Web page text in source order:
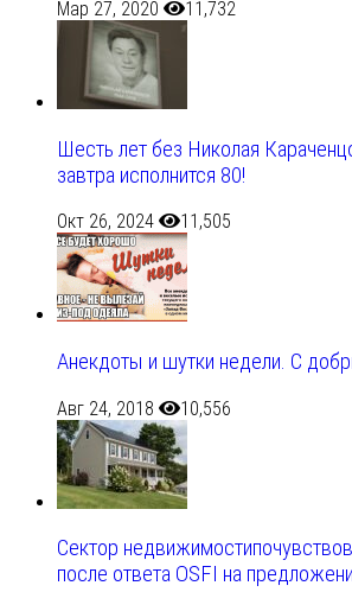
Мар 27, 2020 11,732
Шесть лет без Николая
завтра исполнится 80!
Окт 26, 2024 11,505
Анекдоты и шутки недели. С
Авг 24, 2018 10,556
Сектор
после ответа OSFI на